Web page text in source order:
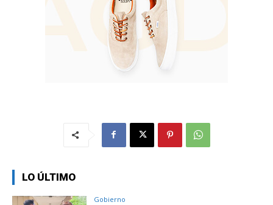
LO ÚLTIMO
Gobierno